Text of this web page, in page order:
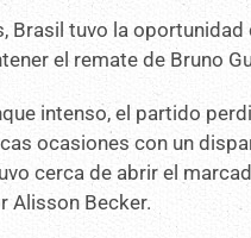
Brasil tuvo la
el remate de Bruno
intenso, el partido
ocasiones con un
cerca de abrir el
Alisson Becker.